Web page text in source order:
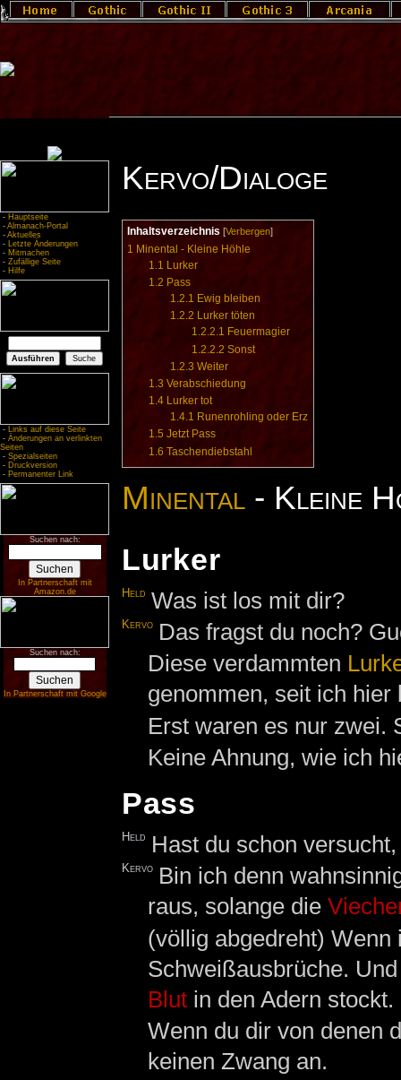
- Hauptseite
- Almanach-Portal
- Aktuelles
- Letzte Änderungen
- Mitmachen
- Zufällige Seite
- Hilfe
- Links auf diese Seite
- Änderungen an verlinkten
Seiten
- Spezialseiten
- Druckversion
- Permanenter Link
Suchen nach:
In Partnerschaft mit
Amazon.de
Suchen nach:
In Partnerschaft mit Google
Kervo/Dialoge
Inhaltsverzeichnis [Verbergen]
1 Minental - Kleine Höhle
1.1 Lurker
1.2 Pass
1.2.1 Ewig bleiben
1.2.2 Lurker töten
1.2.2.1 Feuermagier
1.2.2.2 Sonst
1.2.3 Weiter
1.3 Verabschiedung
1.4 Lurker tot
1.4.1 Runenrohling oder Erz
1.5 Jetzt Pass
1.6 Taschendiebstahl
Minental- Kleine
Lurker
Held Was ist los mit dir?
Kervo Das fragst du noch?
Diese verdammten
genommen, seit ich hier
Erst waren es nur zwei.
Keine Ahnung, wie ich
Pass
Held Hast du schon
Kervo Bin ich denn
raus, solange die
(völlig abgedreht)
Schweißausbrüche.
Blutin den Adern stockt.
Wenn du dir von denen
keinen Zwang an.